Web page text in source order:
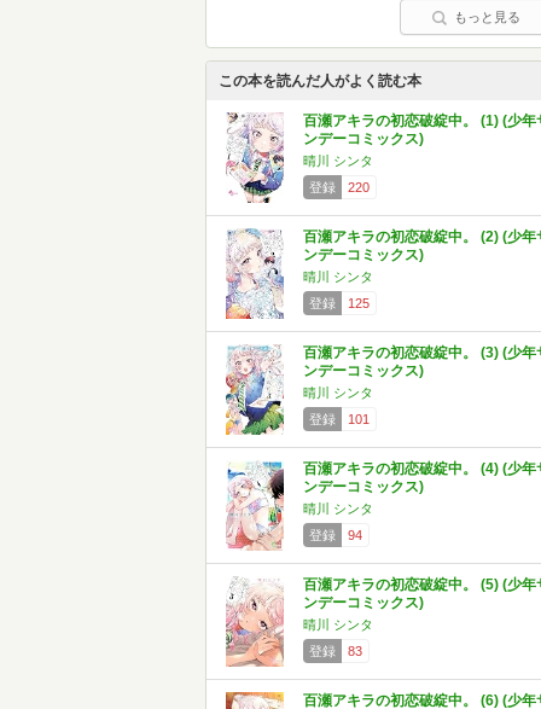
もっと見る
この本を読んだ人がよく読む本
百瀬アキラの初恋破綻中。 (1) (少年
ンデーコミックス)
晴川 シンタ
登録
220
百瀬アキラの初恋破綻中。 (2) (少年
ンデーコミックス)
晴川 シンタ
登録
125
百瀬アキラの初恋破綻中。 (3) (少年
ンデーコミックス)
晴川 シンタ
登録
101
百瀬アキラの初恋破綻中。 (4) (少年
ンデーコミックス)
晴川 シンタ
登録
94
百瀬アキラの初恋破綻中。 (5) (少年
ンデーコミックス)
晴川 シンタ
登録
83
百瀬アキラの初恋破綻中。 (6) (少年